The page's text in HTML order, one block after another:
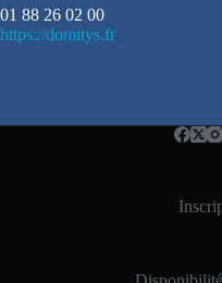
01 88 26 02 00
https://domitys.fr